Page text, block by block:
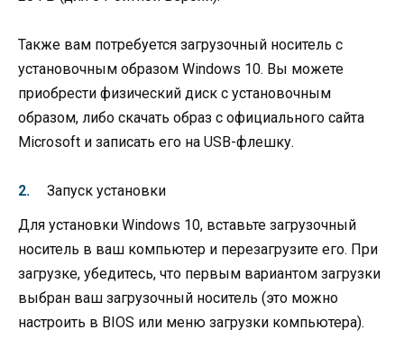
Также вам потребуется загрузочный носитель с
установочным образом Windows 10. Вы можете
приобрести физический диск с установочным
образом, либо скачать образ с официального сайта
Microsoft и записать его на USB-флешку.
Запуск установки
Для установки Windows 10, вставьте загрузочный
носитель в ваш компьютер и перезагрузите его. При
загрузке, убедитесь, что первым вариантом загрузки
выбран ваш загрузочный носитель (это можно
настроить в BIOS или меню загрузки компьютера).